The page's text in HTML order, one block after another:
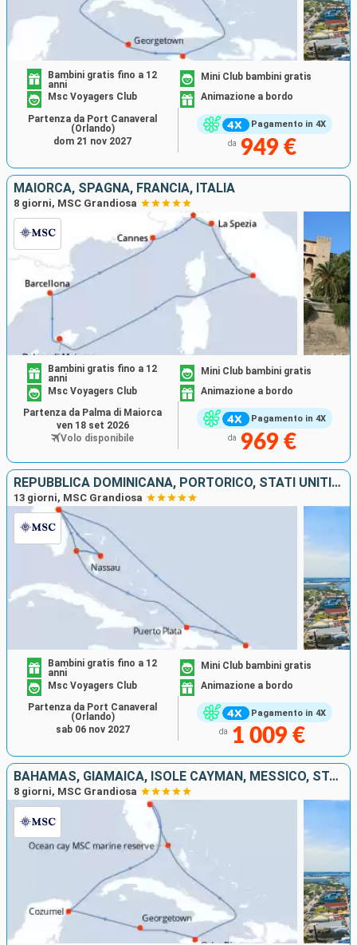
Pagamento in 4X
Bambini gratis fino a 12
anni
Mini Club bambini gratis
Msc Voyagers Club
Animazione a bordo
da 949 €
Partenza da Port Canaveral
(Orlando)
dom 21 nov 2027
MAIORCA, SPAGNA, FRANCIA, ITALIA
8 giorni, MSC Grandiosa
Pagamento in 4X
Bambini gratis fino a 12
anni
Mini Club bambini gratis
Msc Voyagers Club
Animazione a bordo
da 969 €
Partenza da Palma di Maiorca
ven 18 set 2026
Volo disponibile
REPUBBLICA DOMINICANA, PORTORICO, STATI UNITI, BAHAMAS
13 giorni, MSC Grandiosa
Pagamento in 4X
Bambini gratis fino a 12
anni
Mini Club bambini gratis
Msc Voyagers Club
Animazione a bordo
da 1 009 €
Partenza da Port Canaveral
(Orlando)
sab 06 nov 2027
BAHAMAS, GIAMAICA, ISOLE CAYMAN, MESSICO, STATI UNITI
8 giorni, MSC Grandiosa